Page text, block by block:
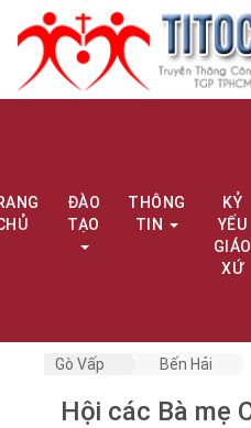
ĐÀO
TẠO
THÔNG
TIN
KỶ
YẾU
GIÁO
XỨ
Gò Vấp Bến Hải
Hội các Bà mẹ